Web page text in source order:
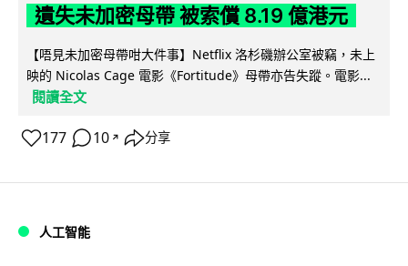
遺失未加密母帶 被索償 8.19 億港元
【唔見未加密母帶咁大件事】Netflix 洛杉磯辦公室被竊，未上
映的 Nicolas Cage 電影《Fortitude》母帶亦告失蹤。電影...
閱讀全文
177 10 ↗ 分享
人工智能